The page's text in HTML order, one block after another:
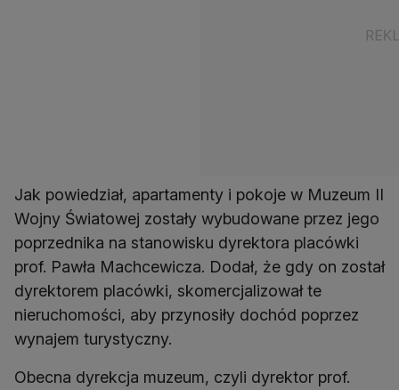
Jak powiedział, apartamenty i pokoje w Muzeum II
Wojny Światowej zostały wybudowane przez jego
poprzednika na stanowisku dyrektora placówki
prof. Pawła Machcewicza. Dodał, że gdy on został
dyrektorem placówki, skomercjalizował te
nieruchomości, aby przynosiły dochód poprzez
wynajem turystyczny.
Obecna dyrekcja muzeum, czyli dyrektor prof.